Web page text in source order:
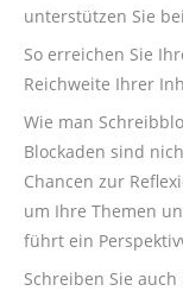
unterstützen Sie
So erreichen Sie
Reichweite Ihrer
Wie man
Blockaden sind
Chancen zur
um Ihre Themen
führt ein
Schreiben Sie